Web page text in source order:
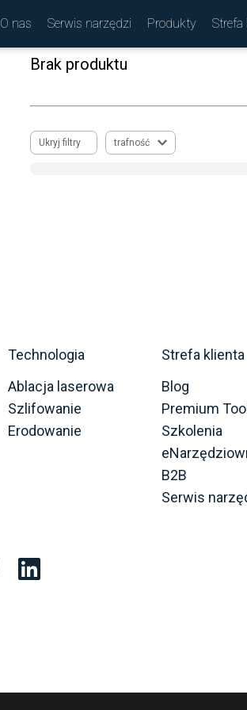
O nas Serwis narzędzi Produkty Strefa
Brak produktu
Ukryj filtry trafność
Technologia
Ablacja laserowa
Szlifowanie
Erodowanie
Strefa klienta
Blog
Premium
Szkolenia
B2B
Serwis